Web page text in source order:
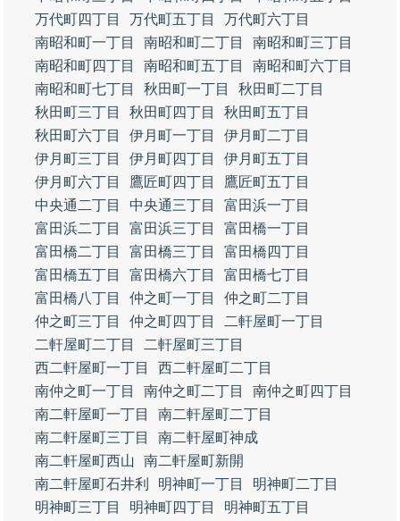
万代町四丁目
万代町五丁目
万代町六丁目
南昭和町一丁目
南昭和町二丁目
南昭和町三丁目
南昭和町四丁目
南昭和町五丁目
南昭和町六丁目
南昭和町七丁目
秋田町一丁目
秋田町二丁目
秋田町三丁目
秋田町四丁目
秋田町五丁目
秋田町六丁目
伊月町一丁目
伊月町二丁目
伊月町三丁目
伊月町四丁目
伊月町五丁目
伊月町六丁目
鷹匠町四丁目
鷹匠町五丁目
中央通二丁目
中央通三丁目
富田浜一丁目
富田浜二丁目
富田浜三丁目
富田橋一丁目
富田橋二丁目
富田橋三丁目
富田橋四丁目
富田橋五丁目
富田橋六丁目
富田橋七丁目
富田橋八丁目
仲之町一丁目
仲之町二丁目
仲之町三丁目
仲之町四丁目
二軒屋町一丁目
二軒屋町二丁目
二軒屋町三丁目
西二軒屋町一丁目
西二軒屋町二丁目
南仲之町一丁目
南仲之町二丁目
南仲之町四丁目
南二軒屋町一丁目
南二軒屋町二丁目
南二軒屋町三丁目
南二軒屋町神成
南二軒屋町西山
南二軒屋町新開
南二軒屋町石井利
明神町一丁目
明神町二丁目
明神町三丁目
明神町四丁目 明神町五丁目